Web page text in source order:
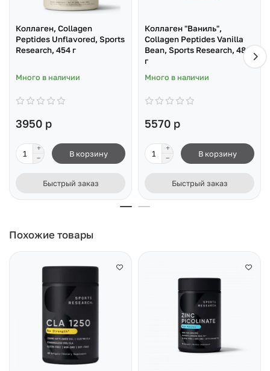
Коллаген, Collagen
Peptides Unflavored, Sports
Research, 454 г
Много в наличии
3950 р
В корзину
Быстрый заказ
Коллаген "Ваниль",
Collagen Peptides Vanilla
Bean, Sports Research, 480
г
Много в наличии
5570 р
В корзину
Быстрый заказ
Похожие товары